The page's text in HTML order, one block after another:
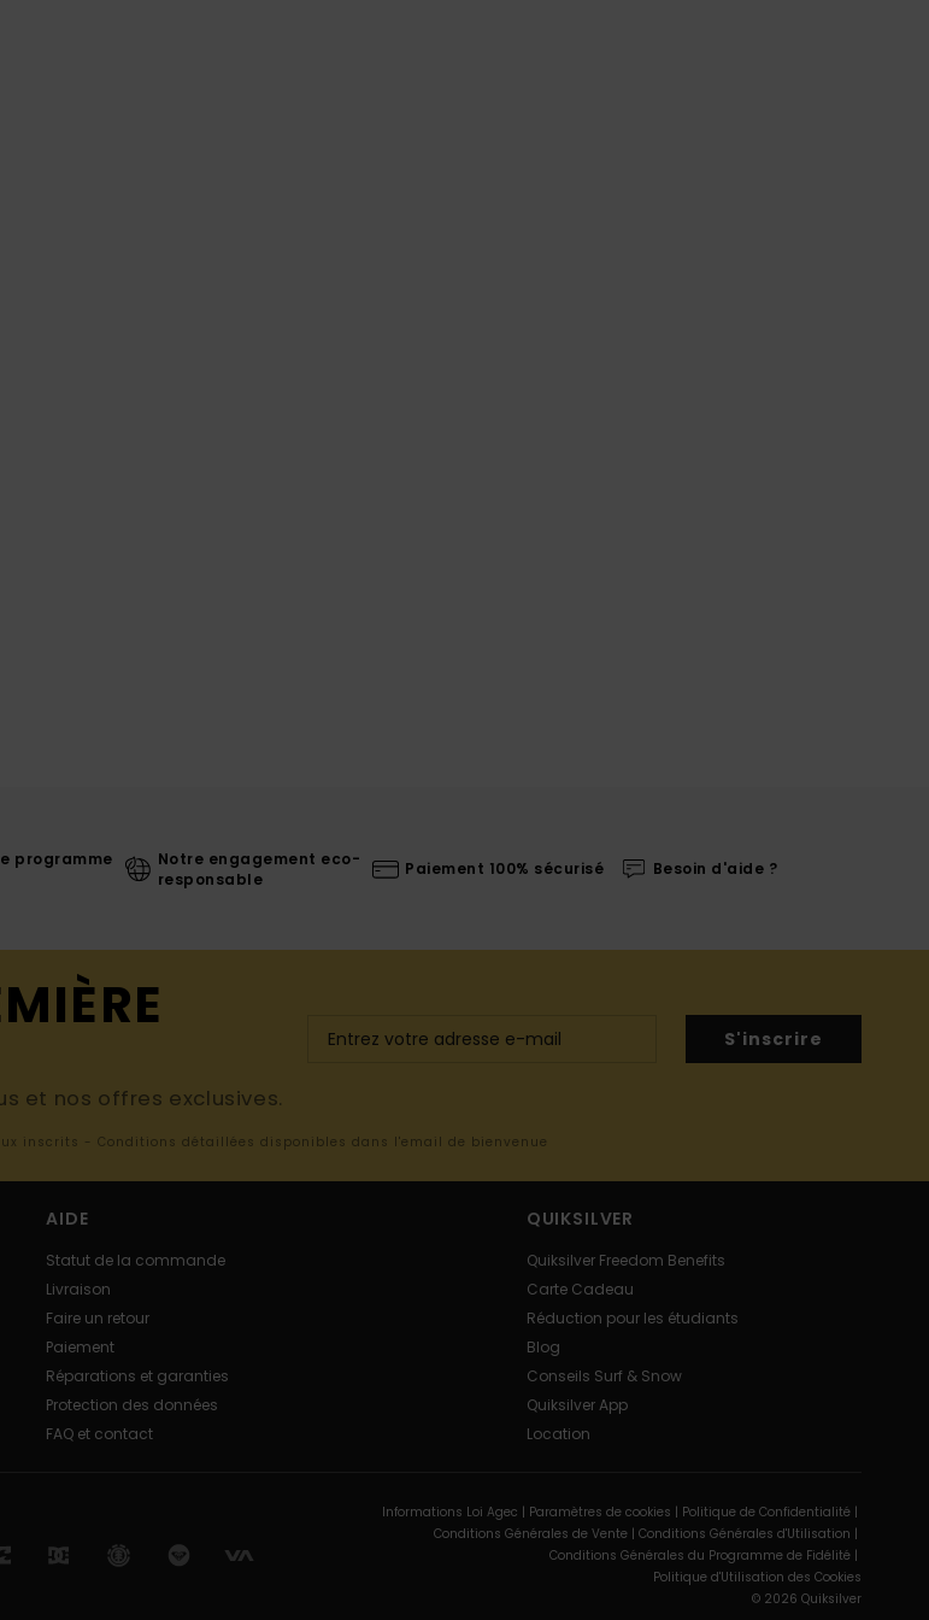
programme
Notre engagement eco-
responsable
Paiement 100% sécurisé Besoin d'aide ?
et nos offres exclusives.
S'inscrire
inscrits - Conditions détaillées disponibles dans l'email de bienvenue
AIDE
Statut de la commande
Livraison
Faire un retour
Paiement
Réparations et garanties
Protection des données
FAQ et contact
QUIKSILVER
Quiksilver Freedom Benefits
Carte Cadeau
Réduction pour les étudiants
Blog
Conseils Surf & Snow
Quiksilver App
Location
Informations Loi Agec | Paramètres de cookies | Politique de Confidentialité |
Conditions Générales de Vente | Conditions Générales d'Utilisation |
Conditions Générales du Programme de Fidélité |
Politique d'Utilisation des Cookies
© 2026 Quiksilver